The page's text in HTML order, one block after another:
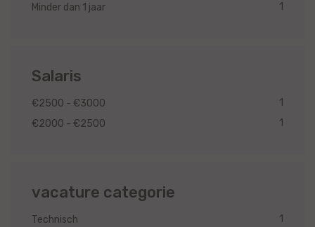
Minder dan 1 jaar
1
Salaris
€2500 - €3000
1
€2000 - €2500
1
vacature categorie
Technisch
1